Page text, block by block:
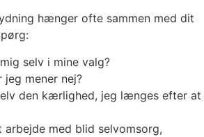
hænger ofte sammen med dit
selv i mine valg?
jeg mener nej?
den kærlighed, jeg længes efter at
med blid selvomsorg,